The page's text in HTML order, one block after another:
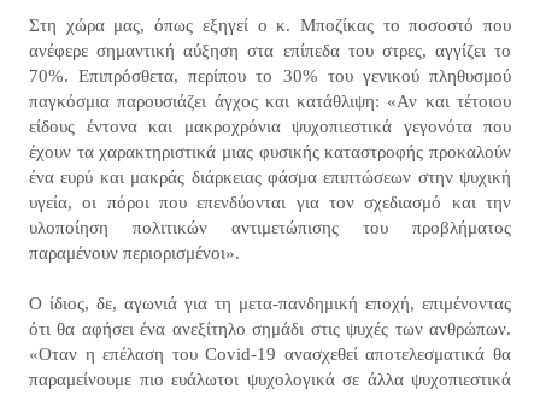
Στη χώρα μας, όπως εξηγεί ο κ. Μποζίκας το ποσοστό που
ανέφερε σημαντική αύξηση στα επίπεδα του στρες, αγγίζει το
70%. Επιπρόσθετα, περίπου το 30% του γενικού πληθυσμού
παγκόσμια παρουσιάζει άγχος και κατάθλιψη: «Αν και τέτοιου
είδους έντονα και μακροχρόνια ψυχοπιεστικά γεγονότα που
έχουν τα χαρακτηριστικά μιας φυσικής καταστροφής προκαλούν
ένα ευρύ και μακράς διάρκειας φάσμα επιπτώσεων στην ψυχική
υγεία, οι πόροι που επενδύονται για τον σχεδιασμό και την
υλοποίηση πολιτικών αντιμετώπισης του προβλήματος
παραμένουν περιορισμένοι».
Ο ίδιος, δε, αγωνιά για τη μετα-πανδημική εποχή, επιμένοντας
ότι θα αφήσει ένα ανεξίτηλο σημάδι στις ψυχές των ανθρώπων.
«Οταν η επέλαση του Covid-19 ανασχεθεί αποτελεσματικά θα
παραμείνουμε πιο ευάλωτοι ψυχολογικά σε άλλα ψυχοπιεστικά